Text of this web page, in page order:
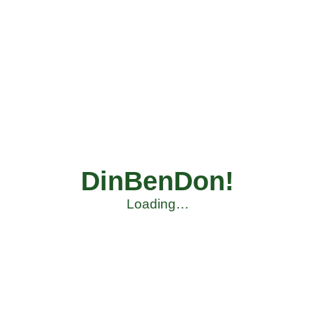
DinBenDon!
Loading…